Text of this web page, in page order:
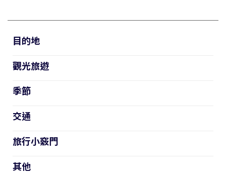
目的地
觀光旅遊
季節
交通
旅行小竅門
其他